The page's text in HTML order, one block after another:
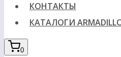
КОНТАКТЫ
КАТАЛОГИ
0